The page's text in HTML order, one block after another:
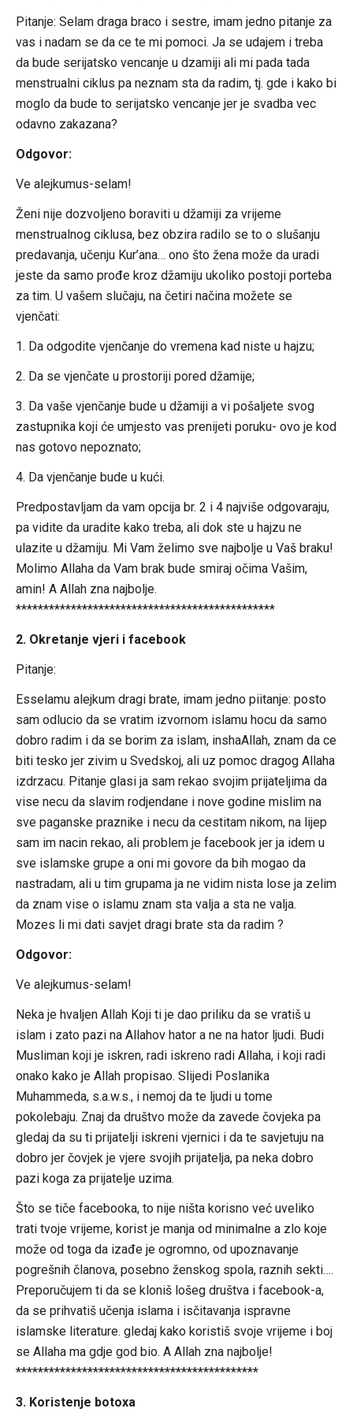
Pitanje: Selam draga braco i sestre, imam jedno pitanje za
vas i nadam se da ce te mi pomoci. Ja se udajem i treba
da bude serijatsko vencanje u dzamiji ali mi pada tada
menstrualni ciklus pa neznam sta da radim, tj. gde i kako bi
moglo da bude to serijatsko vencanje jer je svadba vec
odavno zakazana?
Odgovor:
Ve alejkumus-selam!
Ženi nije dozvoljeno boraviti u džamiji za vrijeme
menstrualnog ciklusa, bez obzira radilo se to o slušanju
predavanja, učenju Kur’ana… ono što žena može da uradi
jeste da samo prođe kroz džamiju ukoliko postoji porteba
za tim. U vašem slučaju, na četiri načina možete se
vjenčati:
1. Da odgodite vjenčanje do vremena kad niste u hajzu;
2. Da se vjenčate u prostoriji pored džamije;
3. Da vaše vjenčanje bude u džamiji a vi pošaljete svog
zastupnika koji će umjesto vas prenijeti poruku- ovo je kod
nas gotovo nepoznato;
4. Da vjenčanje bude u kući.
Predpostavljam da vam opcija br. 2 i 4 najviše odgovaraju,
pa vidite da uradite kako treba, ali dok ste u hajzu ne
ulazite u džamiju. Mi Vam želimo sve najbolje u Vaš braku!
Molimo Allaha da Vam brak bude smiraj očima Vašim,
amin! A Allah zna najbolje.
***********************************************
2. Okretanje vjeri i facebook
Pitanje:
Esselamu alejkum dragi brate, imam jedno piitanje: posto
sam odlucio da se vratim izvornom islamu hocu da samo
dobro radim i da se borim za islam, inshaAllah, znam da ce
biti tesko jer zivim u Svedskoj, ali uz pomoc dragog Allaha
izdrzacu. Pitanje glasi ja sam rekao svojim prijateljima da
vise necu da slavim rodjendane i nove godine mislim na
sve paganske praznike i necu da cestitam nikom, na lijep
sam im nacin rekao, ali problem je facebook jer ja idem u
sve islamske grupe a oni mi govore da bih mogao da
nastradam, ali u tim grupama ja ne vidim nista lose ja zelim
da znam vise o islamu znam sta valja a sta ne valja.
Mozes li mi dati savjet dragi brate sta da radim ?
Odgovor:
Ve alejkumus-selam!
Neka je hvaljen Allah Koji ti je dao priliku da se vratiš u
islam i zato pazi na Allahov hator a ne na hator ljudi. Budi
Musliman koji je iskren, radi iskreno radi Allaha, i koji radi
onako kako je Allah propisao. Slijedi Poslanika
Muhammeda, s.a.w.s., i nemoj da te ljudi u tome
pokolebaju. Znaj da društvo može da zavede čovjeka pa
gledaj da su ti prijatelji iskreni vjernici i da te savjetuju na
dobro jer čovjek je vjere svojih prijatelja, pa neka dobro
pazi koga za prijatelje uzima.
Što se tiče facebooka, to nije ništa korisno već uveliko
trati tvoje vrijeme, korist je manja od minimalne a zlo koje
može od toga da izađe je ogromno, od upoznavanje
pogrešnih članova, posebno ženskog spola, raznih sekti….
Preporučujem ti da se kloniš lošeg društva i facebook-a,
da se prihvatiš učenja islama i isčitavanja ispravne
islamske literature. gledaj kako koristiš svoje vrijeme i boj
se Allaha ma gdje god bio. A Allah zna najbolje!
********************************************
3. Koristenje botoxa